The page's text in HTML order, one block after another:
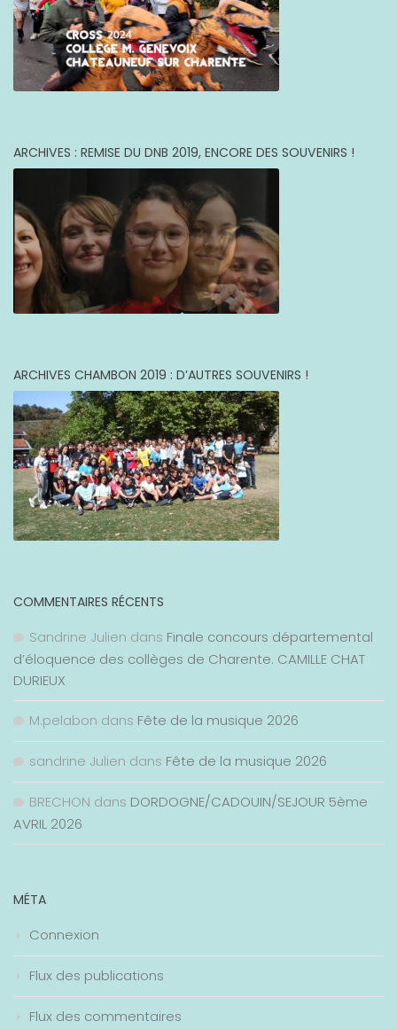
ARCHIVES : REMISE DU DNB 2019, ENCORE DES SOUVENIRS !
ARCHIVES CHAMBON 2019 : D’AUTRES SOUVENIRS !
COMMENTAIRES RÉCENTS
Sandrine Julien dans Finale concours départemental
d’éloquence des collèges de Charente. CAMILLE CHAT
DURIEUX
M.pelabon dans Fête de la musique 2026
sandrine Julien dans Fête de la musique 2026
BRECHON dans DORDOGNE/CADOUIN/SEJOUR 5ème
AVRIL 2026
MÉTA
Connexion
Flux des publications
Flux des commentaires